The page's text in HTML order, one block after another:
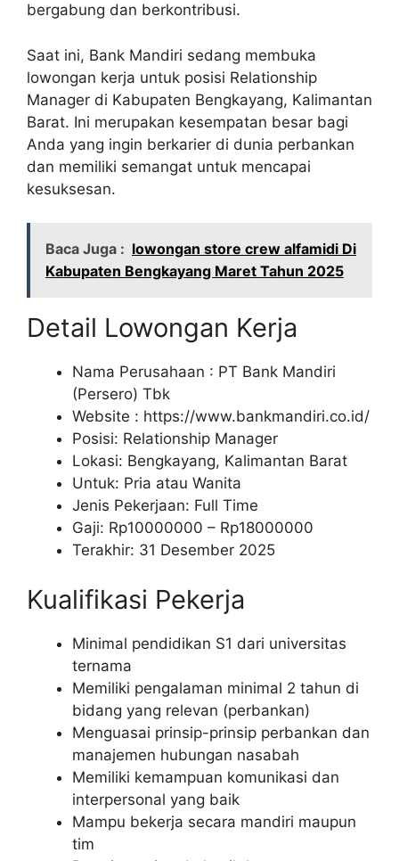
bergabung dan berkontribusi.
Saat ini, Bank Mandiri sedang membuka
lowongan kerja untuk posisi Relationship
Manager di Kabupaten Bengkayang, Kalimantan
Barat. Ini merupakan kesempatan besar bagi
Anda yang ingin berkarier di dunia perbankan
dan memiliki semangat untuk mencapai
kesuksesan.
Baca Juga : lowongan store crew alfamidi Di
Kabupaten Bengkayang Maret Tahun 2025
Detail Lowongan Kerja
Nama Perusahaan : PT Bank Mandiri
(Persero) Tbk
Website : https://www.bankmandiri.co.id/
Posisi: Relationship Manager
Lokasi: Bengkayang, Kalimantan Barat
Untuk: Pria atau Wanita
Jenis Pekerjaan: Full Time
Gaji: Rp10000000 – Rp18000000
Terakhir: 31 Desember 2025
Kualifikasi Pekerja
Minimal pendidikan S1 dari universitas
ternama
Memiliki pengalaman minimal 2 tahun di
bidang yang relevan (perbankan)
Menguasai prinsip-prinsip perbankan dan
manajemen hubungan nasabah
Memiliki kemampuan komunikasi dan
interpersonal yang baik
Mampu bekerja secara mandiri maupun
tim